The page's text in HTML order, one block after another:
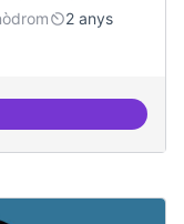
2 anys
de migració al